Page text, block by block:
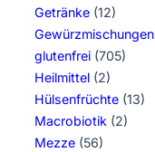
Getränke (12)
Gewürzmischungen
glutenfrei (705)
Heilmittel (2)
Hülsenfrüchte (13)
Macrobiotik (2)
Mezze (56)